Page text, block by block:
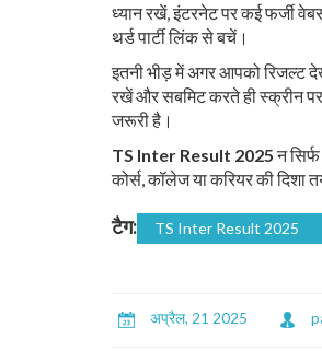
ध्यान रखें, इंटरनेट पर कई फर्जी
थर्ड पार्टी लिंक से बचें।
इतनी भीड़ में अगर आपको रिजल्ट
रखें और सबमिट करते ही स्क्रीन
जरूरी है।
TS Inter Result 2025न
कोर्स, कॉलेज या करियर की
टैग: TS Inter Result 2025
अप्रैल, 21 2025